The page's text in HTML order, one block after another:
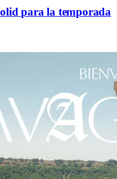
para la temporada